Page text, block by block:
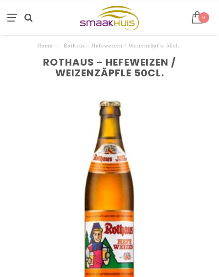
0
Home Rothaus - Hefeweizen / Weizenzäpfle 50cl.
ROTHAUS - HEFEWEIZEN /
WEIZENZÄPFLE 50CL.